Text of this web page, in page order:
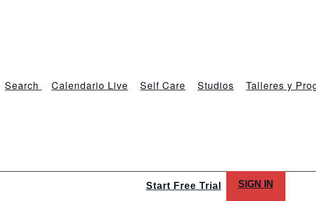
Search Calendario Live Self Care Studios Talleres y
Start Free Trial SIGN IN